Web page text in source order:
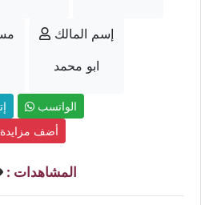
إسم المالك
ابو محمد
الواتسب
أضف مزايدة
المشاهدات :